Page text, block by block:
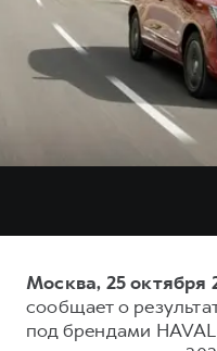
DARGO
от 2 899 000 ₽
Тест-драйв
Трейд-ин
КРЕДИТ И
СЕРВИСНОЕ
Нулевое ТО
Программа
Регламенты
ПОДДЕРЖКА
GWM Безопасность
Гарантия HAVAL
О дилере
Наша команда
Контакты
Москва, 25 октября
сообщает о
под брендами